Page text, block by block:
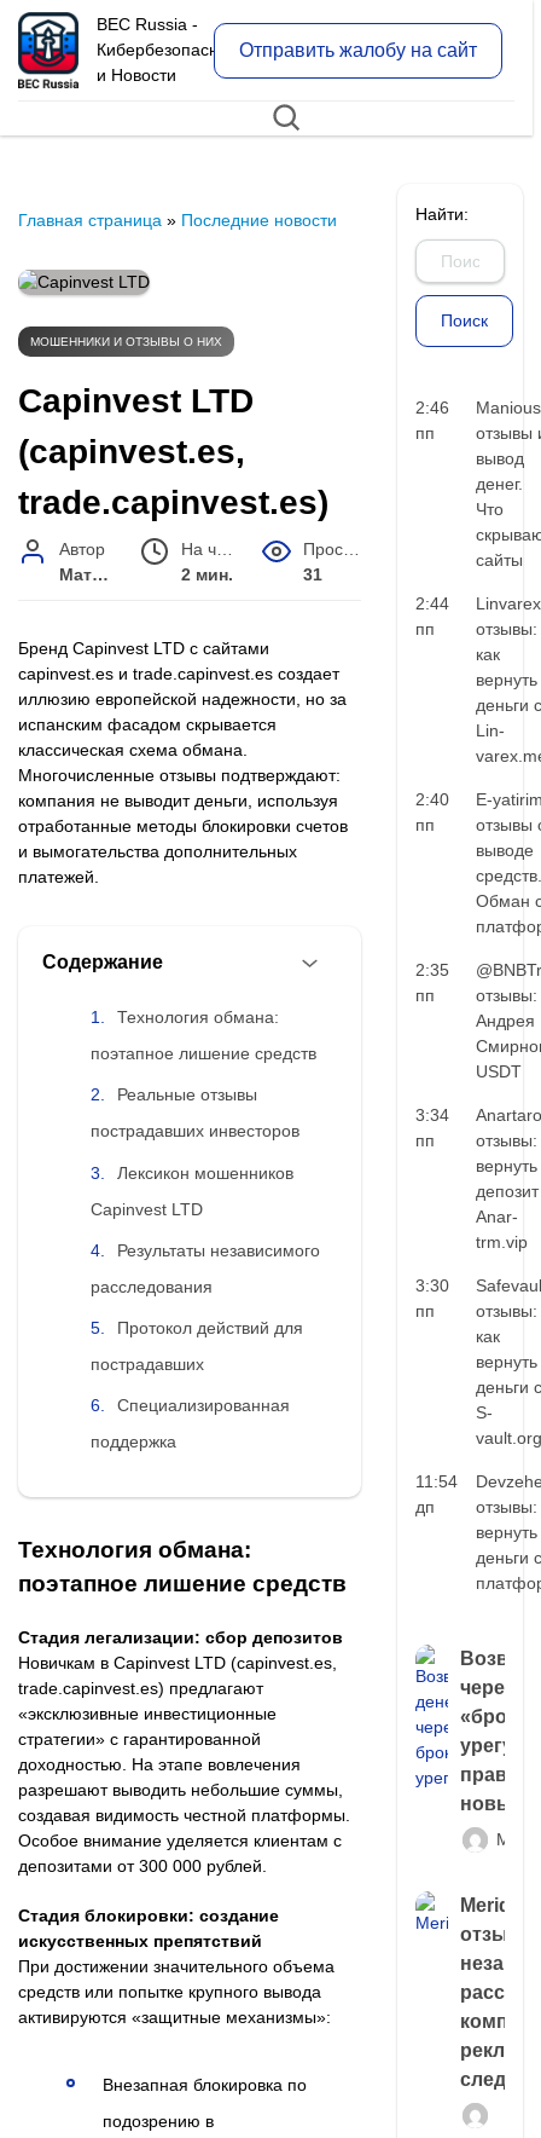
BEC Russia -
Кибербезопасность
и Новости
Отправить жалобу на сайт
Главная страница » Последние новости
МОШЕННИКИ И ОТЗЫВЫ О НИХ
Capinvest LTD
(capinvest.es,
trade.capinvest.es)
Автор
Матвей Иванов
2 мин.
31
Бренд Capinvest LTD с сайтами
capinvest.es и trade.capinvest.es создает
иллюзию европейской надежности, но за
испанским фасадом скрывается
классическая схема обмана.
Многочисленные отзывы подтверждают:
компания не выводит деньги, используя
отработанные методы блокировки счетов
и вымогательства дополнительных
платежей.
Содержание
Технология обмана:
поэтапное лишение средств
Реальные отзывы
пострадавших инвесторов
Лексикон мошенников
Capinvest LTD
Результаты независимого
расследования
Протокол действий для
пострадавших
Специализированная
поддержка
Технология обмана:
поэтапное лишение средств
Стадия легализации: сбор депозитов
Новичкам в Capinvest LTD (capinvest.es,
trade.capinvest.es) предлагают
«эксклюзивные инвестиционные
стратегии» с гарантированной
доходностью. На этапе вовлечения
разрешают выводить небольшие суммы,
создавая видимость честной платформы.
Особое внимание уделяется клиентам с
депозитами от 300 000 рублей.
Стадия блокировки: создание
искусственных препятствий
При достижении значительного объема
средств или попытке крупного вывода
активируются «защитные механизмы»:
Внезапная блокировка по
подозрению в
Найти:
2:46
пп
Manious
отзывы
вывод
денег.
Что
сайты
2:44
пп
Linvarex
отзывы:
как
вернуть
деньги с
Lin-
2:40
пп
E-
отзывы
выводе
средств.
Обман
2:35
пп
Андрея
USDT
3:34
пп
отзывы:
вернуть
Anar-
trm.vip
3:30
пп
отзывы:
как
вернуть
деньги с
S-
vault.org
11:54
дп
отзывы:
вернуть
деньги с
через
правда
новый
следа